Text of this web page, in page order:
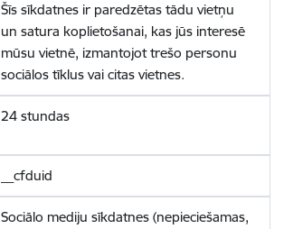
Šīs sīkdatnes ir paredzētas tādu vietņu
un satura koplietošanai, kas jūs interesē
mūsu vietnē, izmantojot trešo personu
sociālos tīklus vai citas vietnes.
24 stundas
__cfduid
Sociālo mediju sīkdatnes (nepieciešamas,